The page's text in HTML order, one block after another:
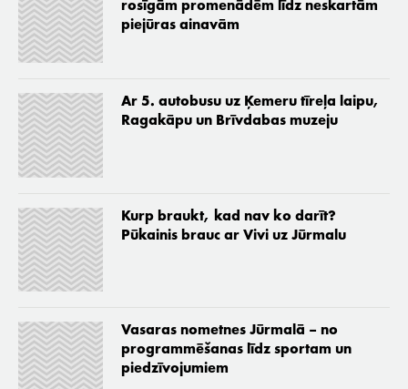
rosīgām promenādēm līdz neskartām
piejūras ainavām
Ar 5. autobusu uz Ķemeru tīreļa laipu,
Ragakāpu un Brīvdabas muzeju
Kurp braukt, kad nav ko darīt?
Pūkainis brauc ar Vivi uz Jūrmalu
Vasaras nometnes Jūrmalā – no
programmēšanas līdz sportam un
piedzīvojumiem